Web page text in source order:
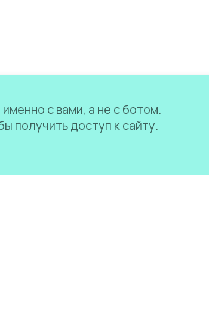
с вами, а не с ботом.
получить доступ к сайту.